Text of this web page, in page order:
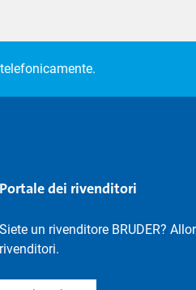
Portale dei rivenditori
Siete un rivenditore BRUDER?
rivenditori.